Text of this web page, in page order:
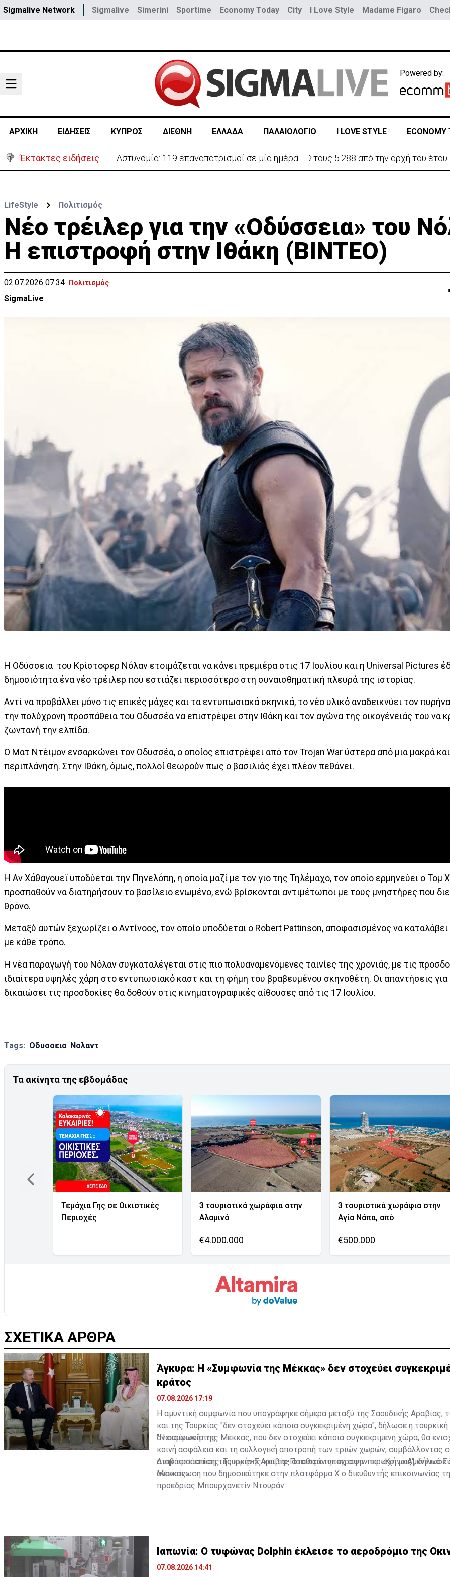
Sigmalive Network Sigmalive Simerini Sportime Economy Today City I Love Style Madame Figaro
Powered by:
ΑΡΧΙΚΗ ΕΙΔΗΣΕΙΣ ΚΥΠΡΟΣ ΔΙΕΘΝΗ ΕΛΛΑΔΑ ΠΑΛΑΙΟΛΟΓΙΟ I LOVE STYLE ECONOMY
Έκτακτες ειδήσεις Αστυνομία: 119 επαναπατρισμοί σε μία ημέρα – Στους 5.288 από την αρχή του έτου
LifeStyle Πολιτισμός
Νέο τρέιλερ για την «Οδύσσεια» του
Η επιστροφή στην Ιθάκη (BINTEO)
02.07.2026 07:34 Πολιτισμός
SigmaLive
H Οδύσσεια του Κρίστοφερ Νόλαν ετοιμάζεται να κάνει πρεμιέρα στις 17 Ιουλίου και η Universal Pictures
δημοσιότητα ένα νέο τρέιλερ που εστιάζει περισσότερο στη συναισθηματική πλευρά της ιστορίας.
Αντί να προβάλλει μόνο τις επικές μάχες και τα εντυπωσιακά σκηνικά, το νέο υλικό αναδεικνύει τον
την πολύχρονη προσπάθεια του Οδυσσέα να επιστρέψει στην Ιθάκη και τον αγώνα της οικογένειάς του να
ζωντανή την ελπίδα.
Ο Ματ Ντέιμον ενσαρκώνει τον Οδυσσέα, ο οποίος επιστρέφει από τον Trojan War ύστερα από μια μακρά και
περιπλάνηση. Στην Ιθάκη, όμως, πολλοί θεωρούν πως ο βασιλιάς έχει πλέον πεθάνει.
Η Αν Χάθαγουεϊ υποδύεται την Πηνελόπη, η οποία μαζί με τον γιο της Τηλέμαχο, τον οποίο ερμηνεύει ο Τομ
προσπαθούν να διατηρήσουν το βασίλειο ενωμένο, ενώ βρίσκονται αντιμέτωποι με τους μνηστήρες που
θρόνο.
Μεταξύ αυτών ξεχωρίζει ο Αντίνοος, τον οποίο υποδύεται ο Robert Pattinson, αποφασισμένος να καταλάβει
με κάθε τρόπο.
Η νέα παραγωγή του Νόλαν συγκαταλέγεται στις πιο πολυαναμενόμενες ταινίες της χρονιάς, με τις
ιδιαίτερα υψηλές χάρη στο εντυπωσιακό καστ και τη φήμη του βραβευμένου σκηνοθέτη. Οι απαντήσεις για
δικαιώσει τις προσδοκίες θα δοθούν στις κινηματογραφικές αίθουσες από τις 17 Ιουλίου.
Tags: Οδυσσεια Νολαντ
Τα ακίνητα της εβδομάδας
Τεμάχια Γης σε Οικιστικές
Περιοχές
3 τουριστικά χωράφια στην
Αλαμινό
€4.000.000
3 τουριστικά χωράφια στην
Αγία Νάπα, από
€500.000
ΣΧΕΤΙΚΑ ΑΡΘΡΑ
Άγκυρα: Η «Συμφωνία της Μέκκας» δεν στοχεύει
κράτος
07.08.2026 17:19
Η αμυντική συμφωνία που υπογράφηκε σήμερα μεταξύ της Σαουδικής Αραβίας,
και της Τουρκίας "δεν στοχεύει κάποια συγκεκριμένη χώρα", δήλωσε η
ανακοίνωσή της.
"Η συμφωνία της Μέκκας, που δεν στοχεύει κάποια συγκεκριμένη χώρα, θα
κοινή ασφάλεια και τη συλλογική αποτροπή των τριών χωρών, συμβάλλοντας
στην προάσπιση της ειρήνης και της σταθερότητας στην περιοχή μας", δήλωσε
ανακοίνωση που δημοσιεύτηκε στην πλατφόρμα Χ ο διευθυντής επικοινωνίας
προεδρίας Μπουρχανετίν Ντουράν.
Διαβάστε επίσης:Τουρκία-Σ.Αραβία-Πακιστάν υπέγραψαν το «Κοινό Αμυντικό
Μέκκας»
Ιαπωνία: Ο τυφώνας Dolphin έκλεισε το αεροδρόμιο της
07.08.2026 14:41